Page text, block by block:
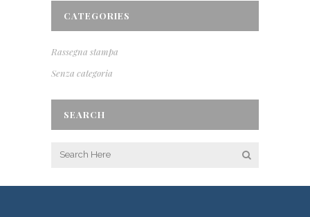
CATEGORIES
Rassegna stampa
Senza categoria
SEARCH